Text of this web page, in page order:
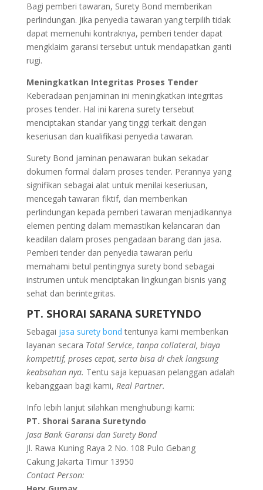
Bagi pemberi tawaran, Surety Bond memberikan
perlindungan. Jika penyedia tawaran yang terpilih tidak
dapat memenuhi kontraknya, pemberi tender dapat
mengklaim garansi tersebut untuk mendapatkan ganti
rugi.
Meningkatkan Integritas Proses Tender
Keberadaan penjaminan ini meningkatkan integritas
proses tender. Hal ini karena surety tersebut
menciptakan standar yang tinggi terkait dengan
keseriusan dan kualifikasi penyedia tawaran.
Surety Bond jaminan penawaran bukan sekadar
dokumen formal dalam proses tender. Perannya yang
signifikan sebagai alat untuk menilai keseriusan,
mencegah tawaran fiktif, dan memberikan
perlindungan kepada pemberi tawaran menjadikannya
elemen penting dalam memastikan kelancaran dan
keadilan dalam proses pengadaan barang dan jasa.
Pemberi tender dan penyedia tawaran perlu
memahami betul pentingnya surety bond sebagai
instrumen untuk menciptakan lingkungan bisnis yang
sehat dan berintegritas.
PT. SHORAI SARANA SURETYNDO
Sebagai jasa surety bond tentunya kami memberikan
layanan secara Total Service, tanpa collateral, biaya
kompetitif, proses cepat, serta bisa di chek langsung
keabsahan nya. Tentu saja kepuasan pelanggan adalah
kebanggaan bagi kami, Real Partner.
Info lebih lanjut silahkan menghubungi kami:
PT. Shorai Sarana Suretyndo
Jasa Bank Garansi dan Surety Bond
Jl. Rawa Kuning Raya 2 No. 108 Pulo Gebang
Cakung Jakarta Timur 13950
Contact Person: